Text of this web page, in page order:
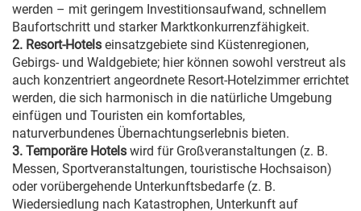
werden – mit geringem Investitionsaufwand, schnellem
Baufortschritt und starker Marktkonkurrenzfähigkeit.
2. Resort-Hotels einsatzgebiete sind Küstenregionen,
Gebirgs- und Waldgebiete; hier können sowohl verstreut als
auch konzentriert angeordnete Resort-Hotelzimmer errichtet
werden, die sich harmonisch in die natürliche Umgebung
einfügen und Touristen ein komfortables,
naturverbundenes Übernachtungserlebnis bieten.
3. Temporäre Hotels wird für Großveranstaltungen (z. B.
Messen, Sportveranstaltungen, touristische Hochsaison)
oder vorübergehende Unterkunftsbedarfe (z. B.
Wiedersiedlung nach Katastrophen, Unterkunft auf